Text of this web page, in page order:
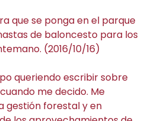
que se ponga en el parque
de baloncesto para los
(2016/10/16)
queriendo escribir sobre
me decido. Me
gestión forestal y en